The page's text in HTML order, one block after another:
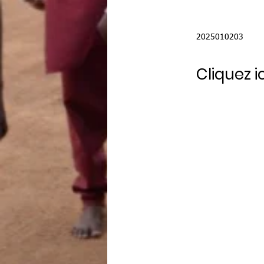
2025010203
Cliquez